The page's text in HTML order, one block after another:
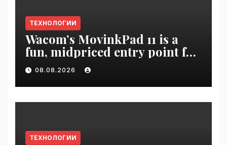
ТЕХНОЛОГИИ
Wacom’s MovinkPad 11 is a
fun, midpriced entry point for
digital artists | VseTime.ru
08.08.2026
ТЕХНОЛОГИИ